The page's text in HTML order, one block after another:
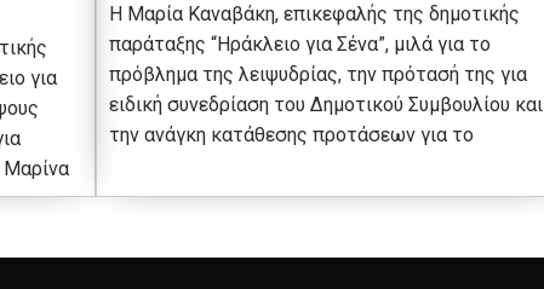
για
Μαρίνα
Η Μαρία Καναβάκη, επικεφαλής της δημοτικής
παράταξης “Ηράκλειο για Σένα”, μιλά για το
πρόβλημα της λειψυδρίας, την πρότασή της για
ειδική συνεδρίαση του Δημοτικού Συμβουλίου και
την ανάγκη κατάθεσης προτάσεων για το